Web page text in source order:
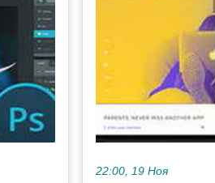
22:00, 19 Ноя